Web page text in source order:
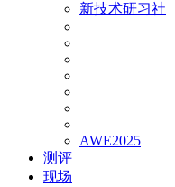
新技术研习社
AWE2025
测评
现场